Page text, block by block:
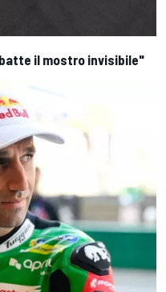
il mostro invisibile"